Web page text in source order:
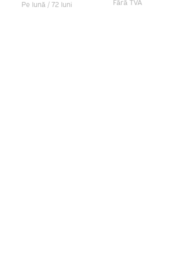
Pe lună / 72 luni